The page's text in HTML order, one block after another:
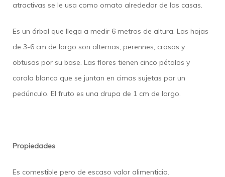
atractivas se le usa como ornato alrededor de las casas.
Es un árbol que llega a medir 6 metros de altura. Las hojas
de 3-6 cm de largo son alternas, perennes, crasas y
obtusas por su base. Las flores tienen cinco pétalos y
corola blanca que se juntan en cimas sujetas por un
pedúnculo. El fruto es una drupa de 1 cm de largo.
Propiedades
Es comestible pero de escaso valor alimenticio.